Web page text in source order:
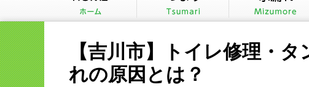
【吉川市】トイレ修理・
れの原因とは？